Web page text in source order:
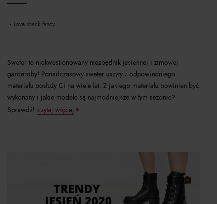
love shack fancy
Sweter to niekwestionowany niezbędnik jesiennej i zimowej
garderoby! Ponadczasowy sweter uszyty z odpowiedniego
materiału posłuży Ci na wiele lat. Z jakiego materiału powinien być
wykonany i jakie modele są najmodniejsze w tym sezonie?
Sprawdź! czytaj więcej